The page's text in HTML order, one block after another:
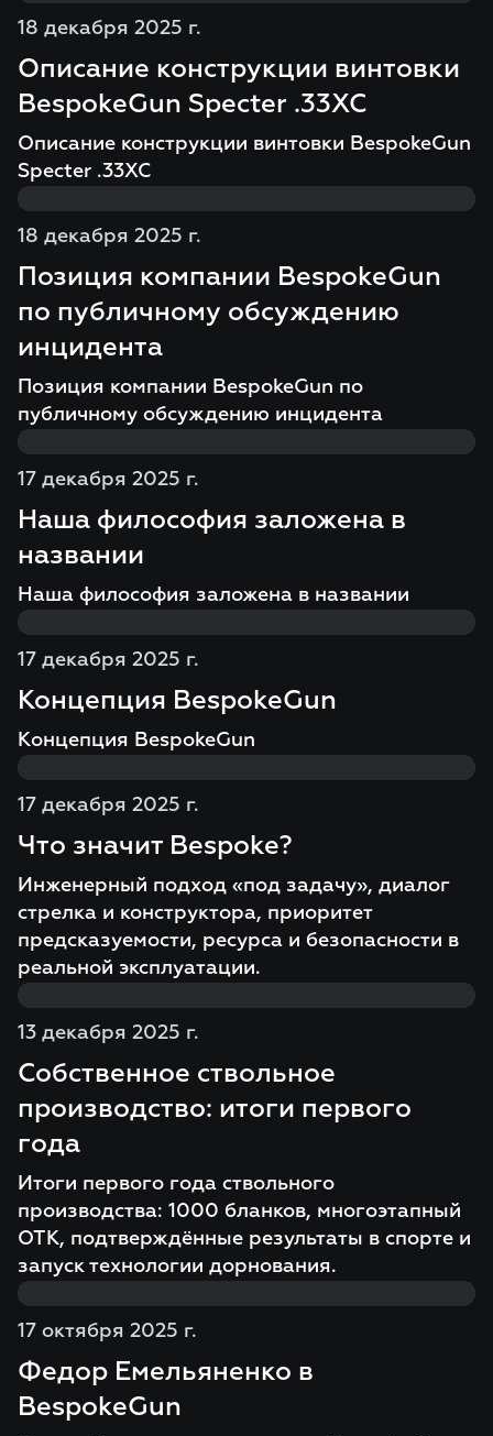
18 декабря 2025 г.
Описание конструкции винтовки
BespokeGun Specter .33XC
Описание конструкции винтовки BespokeGun
Specter .33XC
18 декабря 2025 г.
Позиция компании BespokeGun
по публичному обсуждению
инцидента
Позиция компании BespokeGun по
публичному обсуждению инцидента
17 декабря 2025 г.
Наша философия заложена в
названии
Наша философия заложена в названии
17 декабря 2025 г.
Концепция BespokeGun
Концепция BespokeGun
17 декабря 2025 г.
Что значит Bespoke?
Инженерный подход «под задачу», диалог
стрелка и конструктора, приоритет
предсказуемости, ресурса и безопасности в
реальной эксплуатации.
13 декабря 2025 г.
Собственное ствольное
производство: итоги первого
года
Итоги первого года ствольного
производства: 1000 бланков, многоэтапный
ОТК, подтверждённые результаты в спорте и
запуск технологии дорнования.
17 октября 2025 г.
Федор Емельяненко в
BespokeGun